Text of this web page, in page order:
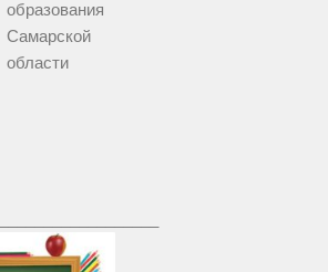
образования
Самарской
области